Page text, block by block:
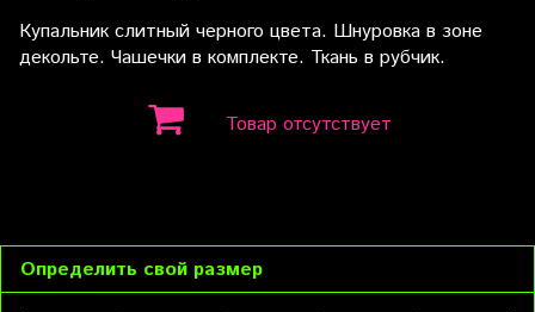
Купальник слитный черного цвета. Шнуровка в зоне
декольте. Чашечки в комплекте. Ткань в рубчик.
Товар отсутствует
Определить свой размер